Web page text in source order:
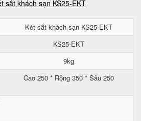
Két sắt khách sạn KS25-EKT
KS25-EKT
9kg
Cao 250 * Rộng 350 * Sâu 250